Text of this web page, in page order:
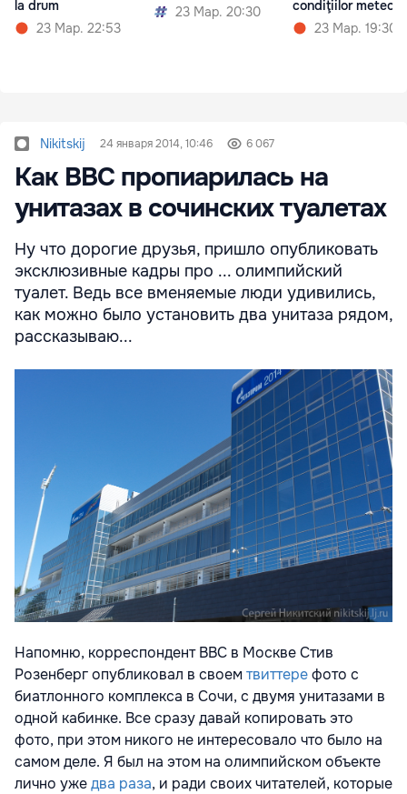
la drum
23 Мар. 22:53
23 Мар. 20:30
condiţiilor meteo
23 Мар. 19:30
Nikitskij 24 января 2014, 10:46 6 067
Как BBC пропиарилась на
унитазах в сочинских туалетах
Ну что дорогие друзья, пришло опубликовать
эксклюзивные кадры про ... олимпийский
туалет. Ведь все вменяемые люди удивились,
как можно было установить два унитаза рядом,
рассказываю...
Напомню, корреспондент ВВС в Москве Стив
Розенберг опубликовал в своемтвиттерефото с
биатлонного комплекса в Сочи, с двумя унитазами в
одной кабинке. Все сразу давай копировать это
фото, при этом никого не интересовало что было на
самом деле. Я был на этом на олимпийском объекте
лично ужедва раза, и ради своих читателей, которые